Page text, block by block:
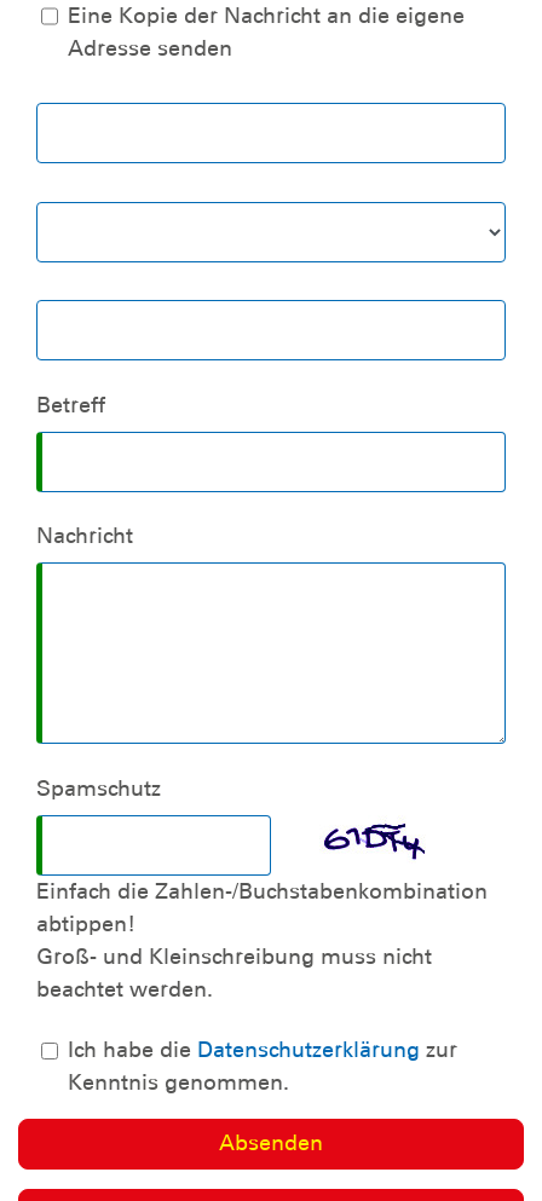
Eine Kopie der Nachricht an die eigene
Adresse senden
Betreff
Nachricht
Spamschutz
Einfach die Zahlen-/Buchstabenkombination
abtippen!
Groß- und Kleinschreibung muss nicht
beachtet werden.
Ich habe die Datenschutzerklärung zur
Kenntnis genommen.